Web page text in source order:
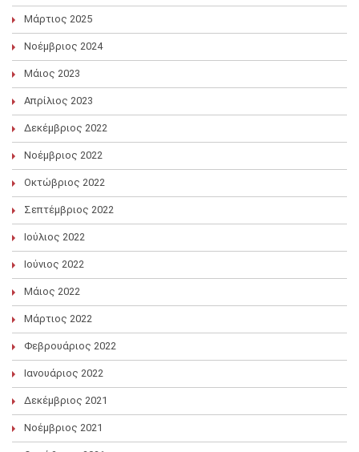
Μάρτιος 2025
Νοέμβριος 2024
Μάιος 2023
Απρίλιος 2023
Δεκέμβριος 2022
Νοέμβριος 2022
Οκτώβριος 2022
Σεπτέμβριος 2022
Ιούλιος 2022
Ιούνιος 2022
Μάιος 2022
Μάρτιος 2022
Φεβρουάριος 2022
Ιανουάριος 2022
Δεκέμβριος 2021
Νοέμβριος 2021